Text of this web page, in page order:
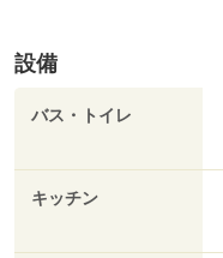
設備
バス・トイレ
キッチン